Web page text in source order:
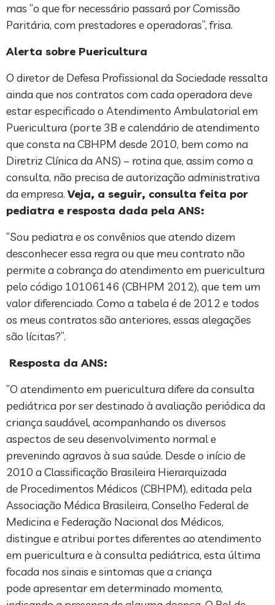
mas “o que for necessário passará por Comissão
Paritária, com prestadores e operadoras”, frisa.
Alerta sobre Puericultura
O diretor de Defesa Profissional da Sociedade ressalta
ainda que nos contratos com cada operadora deve
estar especificado o Atendimento Ambulatorial em
Puericultura (porte 3B e calendário de atendimento
que consta na CBHPM desde 2010, bem como na
Diretriz Clínica da ANS) – rotina que, assim como a
consulta, não precisa de autorização administrativa
da empresa. Veja, a seguir, consulta feita por
pediatra e resposta dada pela ANS:
“Sou pediatra e os convênios que atendo dizem
desconhecer essa regra ou que meu contrato não
permite a cobrança do atendimento em puericultura
pelo código 10106146 (CBHPM 2012), que tem um
valor diferenciado. Como a tabela é de 2012 e todos
os meus contratos são anteriores, essas alegações
são lícitas?”.
Resposta da ANS:
“O atendimento em puericultura difere da consulta
pediátrica por ser destinado à avaliação periódica da
criança saudável, acompanhando os diversos
aspectos de seu desenvolvimento normal e
prevenindo agravos à sua saúde. Desde o início de
2010 a Classificação Brasileira Hierarquizada
de Procedimentos Médicos (CBHPM), editada pela
Associação Médica Brasileira, Conselho Federal de
Medicina e Federação Nacional dos Médicos,
distingue e atribui portes diferentes ao atendimento
em puericultura e à consulta pediátrica, esta última
focada nos sinais e sintomas que a criança
pode apresentar em determinado momento,